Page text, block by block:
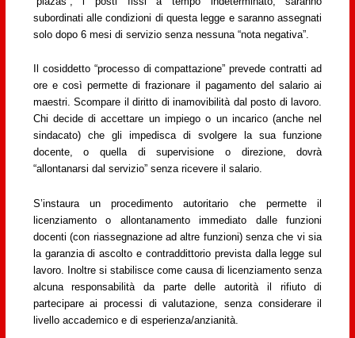
subordinati alle condizioni di questa legge e saranno assegnati
solo dopo 6 mesi di servizio senza nessuna “nota negativa”.
Il cosiddetto “processo di compattazione” prevede contratti ad
ore e così permette di frazionare il pagamento del salario ai
maestri. Scompare il diritto di inamovibilità dal posto di lavoro.
Chi decide di accettare un impiego o un incarico (anche nel
sindacato) che gli impedisca di svolgere la sua funzione
docente, o quella di supervisione o direzione, dovrà
“allontanarsi dal servizio” senza ricevere il salario.
S’instaura un procedimento autoritario che permette il
licenziamento o allontanamento immediato dalle funzioni
docenti (con riassegnazione ad altre funzioni) senza che vi sia
la garanzia di ascolto e contraddittorio prevista dalla legge sul
lavoro. Inoltre si stabilisce come causa di licenziamento senza
alcuna responsabilità da parte delle autorità il rifiuto di
partecipare ai processi di valutazione, senza considerare il
livello accademico e di esperienza/anzianità.